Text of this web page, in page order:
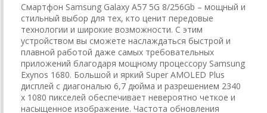
Смартфон Samsung Galaxy A57 5G 8/256Gb – мощный и
стильный выбор для тех, кто ценит передовые
технологии и широкие возможности. С этим
устройством вы сможете наслаждаться быстрой и
плавной работой даже самых требовательных
приложений благодаря мощному процессору Samsung
Exynos 1680. Большой и яркий Super AMOLED Plus
дисплей с диагональю 6,7 дюйма и разрешением 2340
x 1080 пикселей обеспечивает невероятно четкое и
насыщенное изображение. Частота обновления